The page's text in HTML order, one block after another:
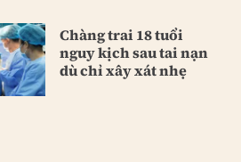
Chàng trai 18 tuổi
nguy kịch sau tai nạn
dù chỉ xây xát nhẹ